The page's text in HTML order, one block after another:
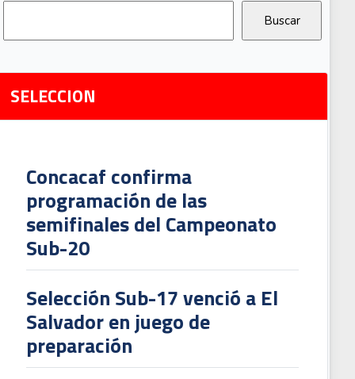
SELECCION
Concacaf confirma
programación de las
semifinales del Campeonato
Sub-20
Selección Sub-17 venció a El
Salvador en juego de
preparación